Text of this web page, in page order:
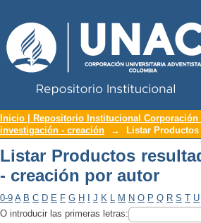
Listar Productos
Inicio | Repositorio Institucional
investigación - creación
→ Listar
Listar Productos
- creación por autor
0-9 A B C D E F G H J K L M N O P Q R S T U
O introducir las primeras letras: